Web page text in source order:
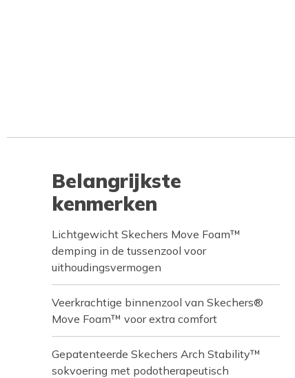
Belangrijkste
kenmerken
Lichtgewicht Skechers Move Foam™
demping in de tussenzool voor
uithoudingsvermogen
Veerkrachtige binnenzool van Skechers®
Move Foam™ voor extra comfort
Gepatenteerde Skechers Arch Stability™
sokvoering met podotherapeutisch